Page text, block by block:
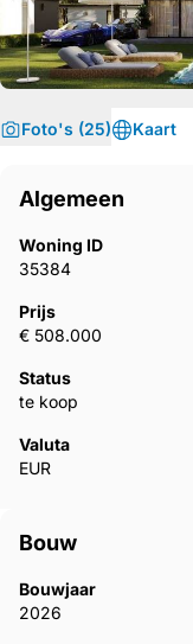
Foto's (25) Kaart
Algemeen
Woning ID
35384
Prijs
€ 508.000
Status
te koop
Valuta
EUR
Bouw
Bouwjaar
2026